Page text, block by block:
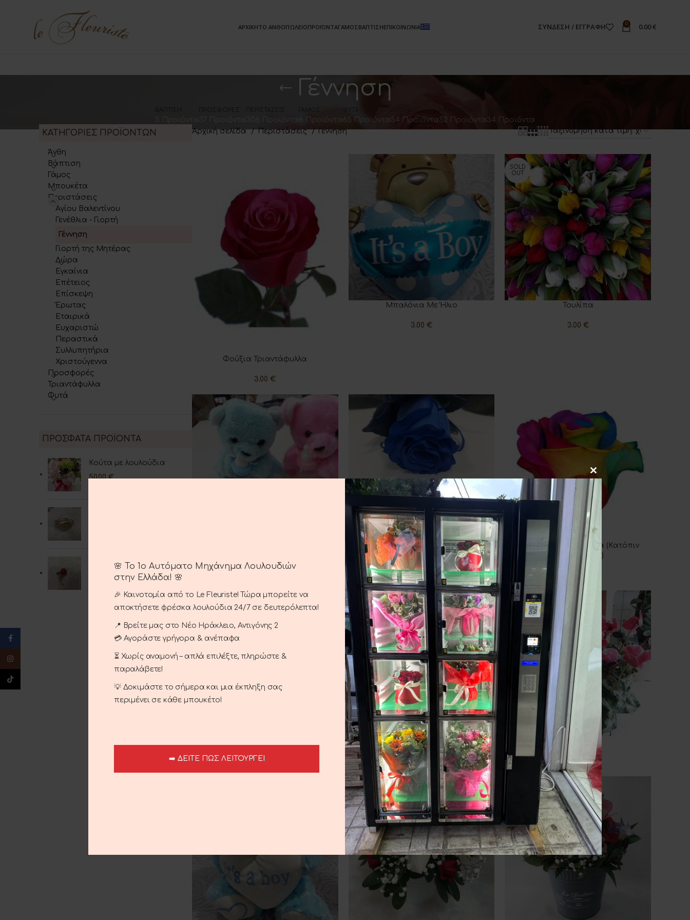
ΑΡΧΙΚΗΤΟ ΑΝΘΟΠΩΛΕΙΟΠΡΟΪΟΝΤΑΓΑΜΟΣΒΑΠΤΙΣΗΕΠΙΚΟΙΝΩΝΙΑ ΣΎΝΔΕΣΗ / ΕΓΓΡΑΦΉ 0 0.00€
Γέννηση
306 Προϊόντα 6 Προϊόντα 65 Προϊόντα 54 Προϊόντα52 Προϊόντα34 Προϊόντα
ΚΑΤΗΓΟΡΙΕΣ ΠΡΟΪΟΝΤΩΝ
Άνθη
Βάπτιση
Γάμος
Μπουκέτα
Περιστάσεις
Αγίου Βαλεντίνου
Γενέθλια - Γιορτή
Γέννηση
Γιορτή της Μητέρας
Δώρα
Εγκαίνια
Επέτειος
Επίσκεψη
Έρωτας
Εταιρικά
Ευχαριστώ
Περαστικά
Συλλυπητήρια
Χριστούγεννα
Προσφορές
Τριαντάφυλλα
Φυτά
ΠΡΟΣΦΑΤΑ ΠΡΟΪΟΝΤΑ
Κούτα με λουλούδια
50.00€
Καρφίτσες
Αρχική σελίδα Περιστάσεις Γέννηση
ΠΡΟΣΘΉΚΗ ΣΤΟ ΚΑΛΆΘΙ
Φούξια Τριαντάφυλλα
3.00€
ΠΡΟΣΘΉΚΗ ΣΤΟ ΚΑΛΆΘΙ
Μπαλόνια Με Ήλιο
3.00 €
SOLD
OUT
ΔΙΑΒΆΣΤΕ ΠΕΡΙΣΣΌΤΕΡΑ
Τουλίπα
3.00 €
6.00€
ΠΡΟΣΘΉΚΗ ΣΤΟ ΚΑΛΆΘΙ
Μπλε Τριαντάφυλλα
6.00
ΠΡΟΣΘΉΚΗ ΣΤΟ ΚΑΛΆΘΙ
Rainbow Τριαντάφυλλα (Κατόπιν
Παραγγελιάς)
7.00 €
12.00
ΠΡΟΣΘΉΚΗ ΣΤΟ ΚΑΛΆΘΙ
Λούτρινο Αρκουδάκι
12.00 €
ΠΡΟΣΘΉΚΗ ΣΤΟ ΚΑΛΆΘΙ
Κυκλάμινο
15.00€
🌸 Το 1ο Αυτόματο Μηχάνημα Λουλουδιών
στην Ελλάδα! 🌸
🎉 Καινοτομία από το Le Fleuriste! Τώρα μπορείτε να
αποκτήσετε φρέσκα λουλούδια 24/7 σε δευτερόλεπτα!
📍 Βρείτε μας στο Νέο Ηράκλειο, Αντιγόνης 2
💳 Αγοράστε γρήγορα & ανέπαφα
⏳ Χωρίς αναμονή – απλά επιλέξτε, πληρώστε &
παραλάβετε!
💡 Δοκιμάστε το σήμερα και μια έκπληξη σας
περιμένει σε κάθε μπουκέτο!
➡️ ΔΕΙΤΕ ΠΩΣ ΛΕΙΤΟΥΡΓΕΙ